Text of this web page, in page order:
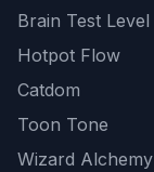
Brain Test Level
Hotpot Flow
Catdom
Toon Tone
Wizard Alchemy